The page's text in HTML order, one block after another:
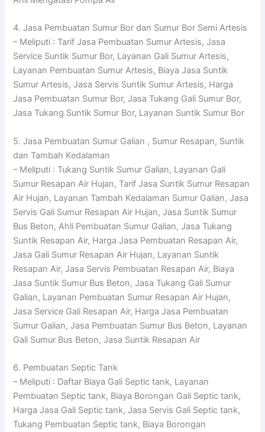
4. Jasa Pembuatan Sumur Bor dan Sumur Bor Semi Artesis
– Meliputi : Tarif Jasa Pembuatan Sumur Artesis, Jasa
Service Suntik Sumur Bor, Layanan Gali Sumur Artesis,
Layanan Pembuatan Sumur Artesis, Biaya Jasa Suntik
Sumur Artesis, Jasa Servis Suntik Sumur Artesis, Harga
Jasa Pembuatan Sumur Bor, Jasa Tukang Gali Sumur Bor,
Jasa Tukang Suntik Sumur Bor, Layanan Suntik Sumur Bor
5. Jasa Pembuatan Sumur Galian , Sumur Resapan, Suntik
dan Tambah Kedalaman
– Meliputi : Tukang Suntik Sumur Galian, Layanan Gali
Sumur Resapan Air Hujan, Tarif Jasa Suntik Sumur Resapan
Air Hujan, Layanan Tambah Kedalaman Sumur Galian, Jasa
Servis Gali Sumur Resapan Air Hujan, Jasa Suntik Sumur
Bus Beton, Ahli Pembuatan Sumur Galian, Jasa Tukang
Suntik Resapan Air, Harga Jasa Pembuatan Resapan Air,
Jasa Gali Sumur Resapan Air Hujan, Layanan Suntik
Resapan Air, Jasa Servis Pembuatan Resapan Air, Biaya
Jasa Suntik Sumur Bus Beton, Jasa Tukang Gali Sumur
Galian, Layanan Pembuatan Sumur Resapan Air Hujan,
Jasa Service Gali Resapan Air, Harga Jasa Pembuatan
Sumur Galian, Jasa Pembuatan Sumur Bus Beton, Layanan
Gali Sumur Bus Beton, Jasa Suntik Resapan Air
6. Pembuatan Septic Tank
– Meliputi : Daftar Biaya Gali Septic tank, Layanan
Pembuatan Septic tank, Biaya Borongan Gali Septic tank,
Harga Jasa Gali Septic tank, Jasa Servis Gali Septic tank,
Tukang Pembuatan Septic tank, Biaya Borongan